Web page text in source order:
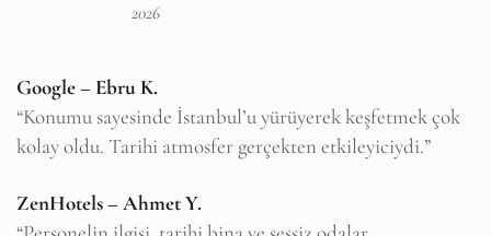
2026
Google – Ebru K.
“Konumu sayesinde İstanbul’u yürüyerek keşfetmek çok
kolay oldu. Tarihi atmosfer gerçekten etkileyiciydi.”
ZenHotels – Ahmet Y.